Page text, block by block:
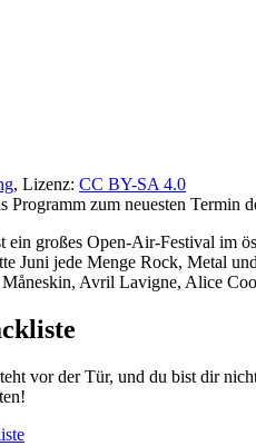
, Lizenz: CC BY-SA 4.0
Programm zum neuesten Termin
ein großes Open-Air-Festival im
Juni jede Menge Rock, Metal
Avril Lavigne, Alice
vor der Tür, und du bist dir